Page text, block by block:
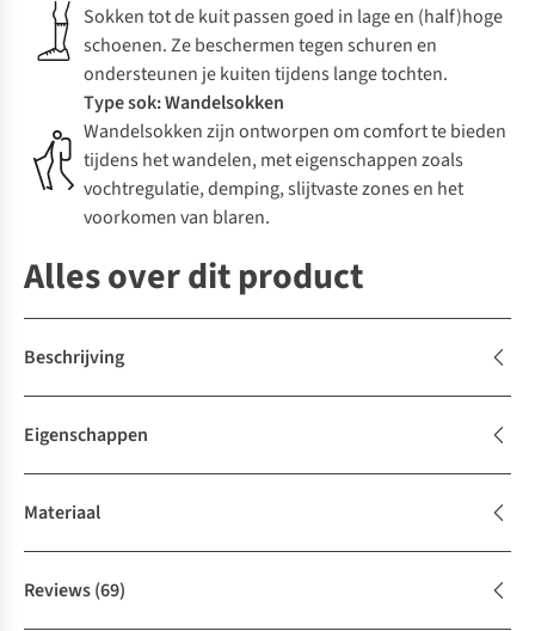
Sokken tot de kuit passen goed in lage en (half)hoge
schoenen. Ze beschermen tegen schuren en
ondersteunen je kuiten tijdens lange tochten.
Type sok: Wandelsokken
Wandelsokken zijn ontworpen om comfort te bieden
tijdens het wandelen, met eigenschappen zoals
vochtregulatie, demping, slijtvaste zones en het
voorkomen van blaren.
Alles over dit product
Beschrijving
Eigenschappen
Materiaal
Reviews(69)